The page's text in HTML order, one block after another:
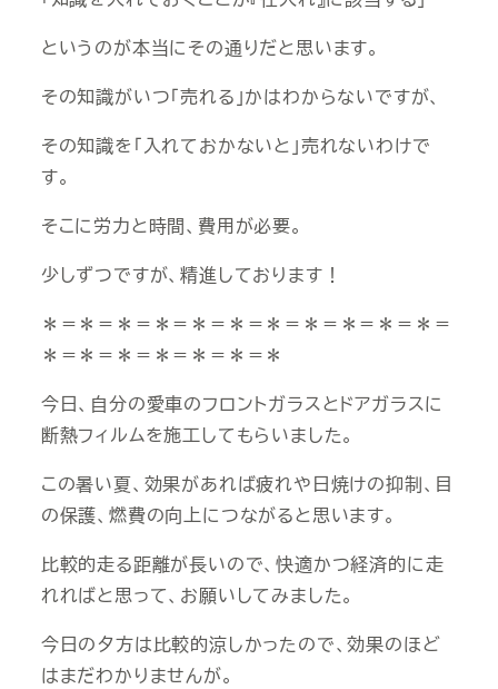
というのが本当にその通りだと思います。
その知識がいつ「売れる」かはわからないですが、
その知識を「入れておかないと」売れないわけで
す。
そこに労力と時間、費用が必要。
少しずつですが、精進しております！
＊＝＊＝＊＝＊＝＊＝＊＝＊＝＊＝＊＝＊＝＊＝
＊＝＊＝＊＝＊＝＊＝＊＝＊
今日、自分の愛車のフロントガラスとドアガラスに
断熱フィルムを施工してもらいました。
この暑い夏、効果があれば疲れや日焼けの抑制、目
の保護、燃費の向上につながると思います。
比較的走る距離が長いので、快適かつ経済的に走
れればと思って、お願いしてみました。
今日の夕方は比較的涼しかったので、効果のほど
はまだわかりませんが。